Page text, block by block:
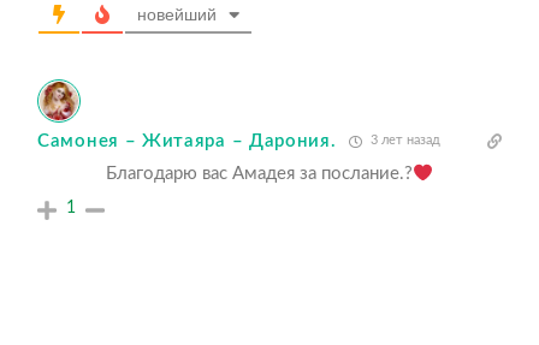
новейший
Самонея – Житаяра – Дарония. 3 лет назад
Благодарю вас Амадея за послание.?
1